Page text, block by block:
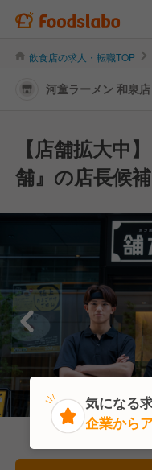
飲食店の求人・転職TOP
河童ラーメン 和泉
【店舗拡大中
舗』の店長候
気になる
企業から